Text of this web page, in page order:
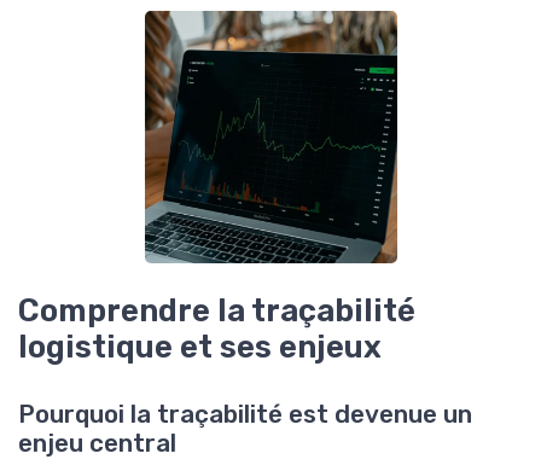
Comprendre la traçabilité
logistique et ses enjeux
Pourquoi la traçabilité est devenue un
enjeu central